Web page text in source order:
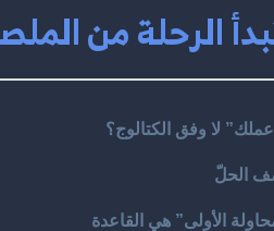
الرحلة من
لا وفق الكتالوج؟
الحلّ
الأولى” هي القاعدة